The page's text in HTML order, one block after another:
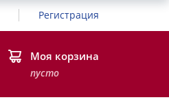
Регистрация
Моя корзина
пусто